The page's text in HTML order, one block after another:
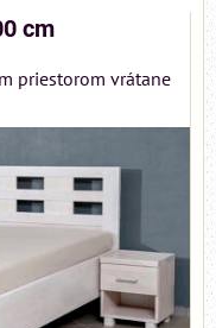
cm
priestorom vrátane